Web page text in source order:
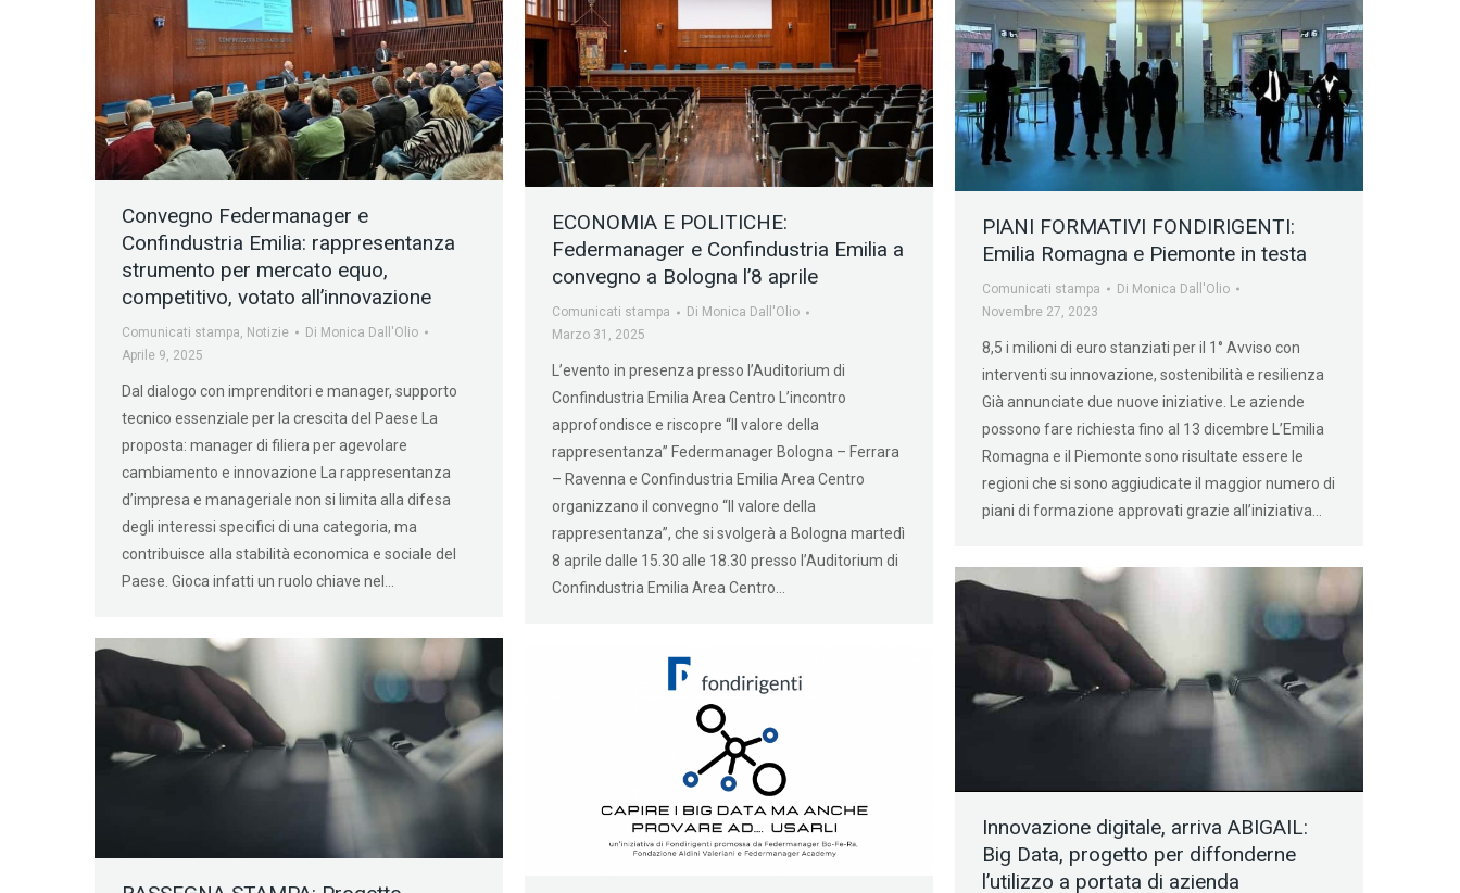
Convegno Federmanager e
Confindustria Emilia: rappresentanza
strumento per mercato equo,
competitivo, votato all’innovazione
Comunicati stampa Notizie Di Monica Dall'Olio
Aprile 9, 2025
Dal dialogo con imprenditori e manager, supporto
tecnico essenziale per la crescita del Paese La
proposta: manager di filiera per agevolare
cambiamento e innovazione La rappresentanza
d’impresa e manageriale non si limita alla difesa
degli interessi specifici di una categoria, ma
contribuisce alla stabilità economica e sociale del
Paese. Gioca infatti un ruolo chiave nel…
ECONOMIA E POLITICHE:
Federmanager e Confindustria Emilia a
convegno a Bologna l’8 aprile
Comunicati stampa Di Monica Dall'Olio
Marzo 31, 2025
L’evento in presenza presso l’Auditorium di
Confindustria Emilia Area Centro L’incontro
approfondisce e riscopre “Il valore della
rappresentanza” Federmanager Bologna – Ferrara
– Ravenna e Confindustria Emilia Area Centro
organizzano il convegno “Il valore della
rappresentanza”, che si svolgerà a Bologna martedì
8 aprile dalle 15.30 alle 18.30 presso l’Auditorium di
Confindustria Emilia Area Centro…
PIANI FORMATIVI FONDIRIGENTI:
Emilia Romagna e Piemonte in testa
Comunicati stampa Di Monica Dall'Olio
Novembre 27, 2023
8,5 i milioni di euro stanziati per il 1° Avviso con
interventi su innovazione, sostenibilità e resilienza
Già annunciate due nuove iniziative. Le aziende
possono fare richiesta fino al 13 dicembre L’Emilia
Romagna e il Piemonte sono risultate essere le
regioni che si sono aggiudicate il maggior numero di
piani di formazione approvati grazie all’iniziativa…
Innovazione digitale, arriva ABIGAIL:
Big Data, progetto per diffonderne
l’utilizzo a portata di azienda